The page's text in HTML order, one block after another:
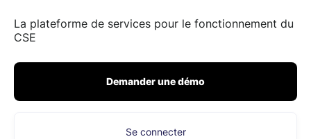
La plateforme de services pour le fonctionnement du
CSE
Demander une démo
Se connecter